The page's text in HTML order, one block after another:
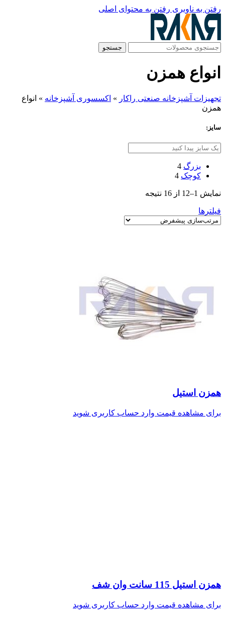
رفتن به ناوبری رفتن به محتوای اصلی
جستجو
انواع همزن
تجهیزات آشپزخانه صنعتی راکار » اکسسوری آشپزخانه » انواع
همزن
سایز:
بزرگ 4
کوچک 4
نمایش 1–12 از 16 نتیجه
فیلترها
همزن استیل
برای مشاهده قیمت وارد حساب کاربری شوید
همزن استیل 115 سانت وان شف
برای مشاهده قیمت وارد حساب کاربری شوید